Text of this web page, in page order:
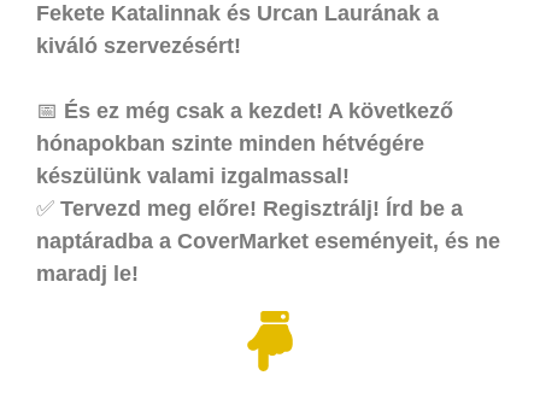
Fekete Katalinnak és Urcan Laurának a
kiváló szervezésért!
📅 És ez még csak a kezdet! A következő
hónapokban szinte minden hétvégére
készülünk valami izgalmassal!
✅ Tervezd meg előre! Regisztrálj! Írd be a
naptáradba a CoverMarket eseményeit, és ne
maradj le!